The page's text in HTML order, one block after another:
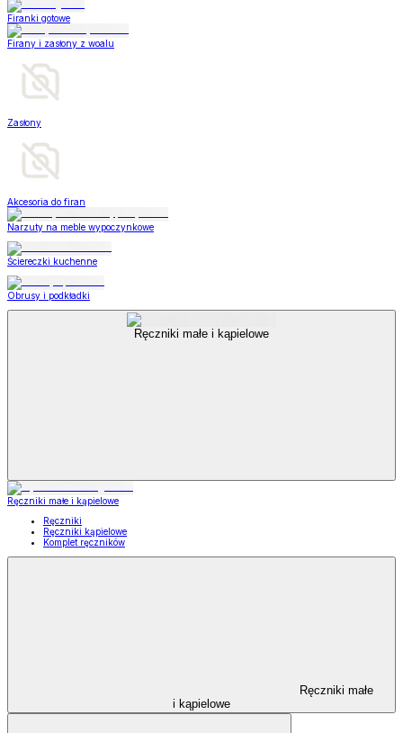
Firanki gotowe
Firany i zasłony z woalu
Zasłony
Akcesoria do firan
Narzuty na meble wypoczynkowe
Ściereczki kuchenne
Obrusy i podkładki
Ręczniki małe i kąpielowe
Ręczniki małe i kąpielowe
Ręczniki
Ręczniki kąpielowe
Komplet ręczników
Ręczniki małe
i kąpielowe